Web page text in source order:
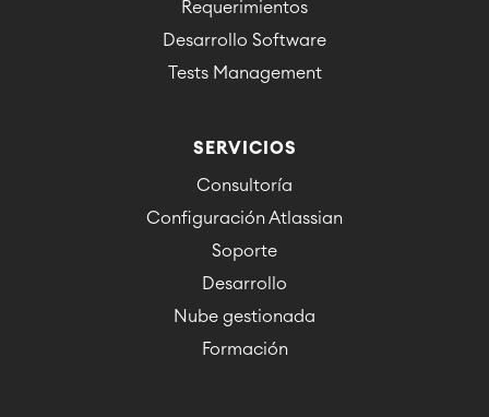
Requerimientos
Desarrollo Software
Tests Management
SERVICIOS
Consultoría
Configuración Atlassian
Soporte
Desarrollo
Nube gestionada
Formación